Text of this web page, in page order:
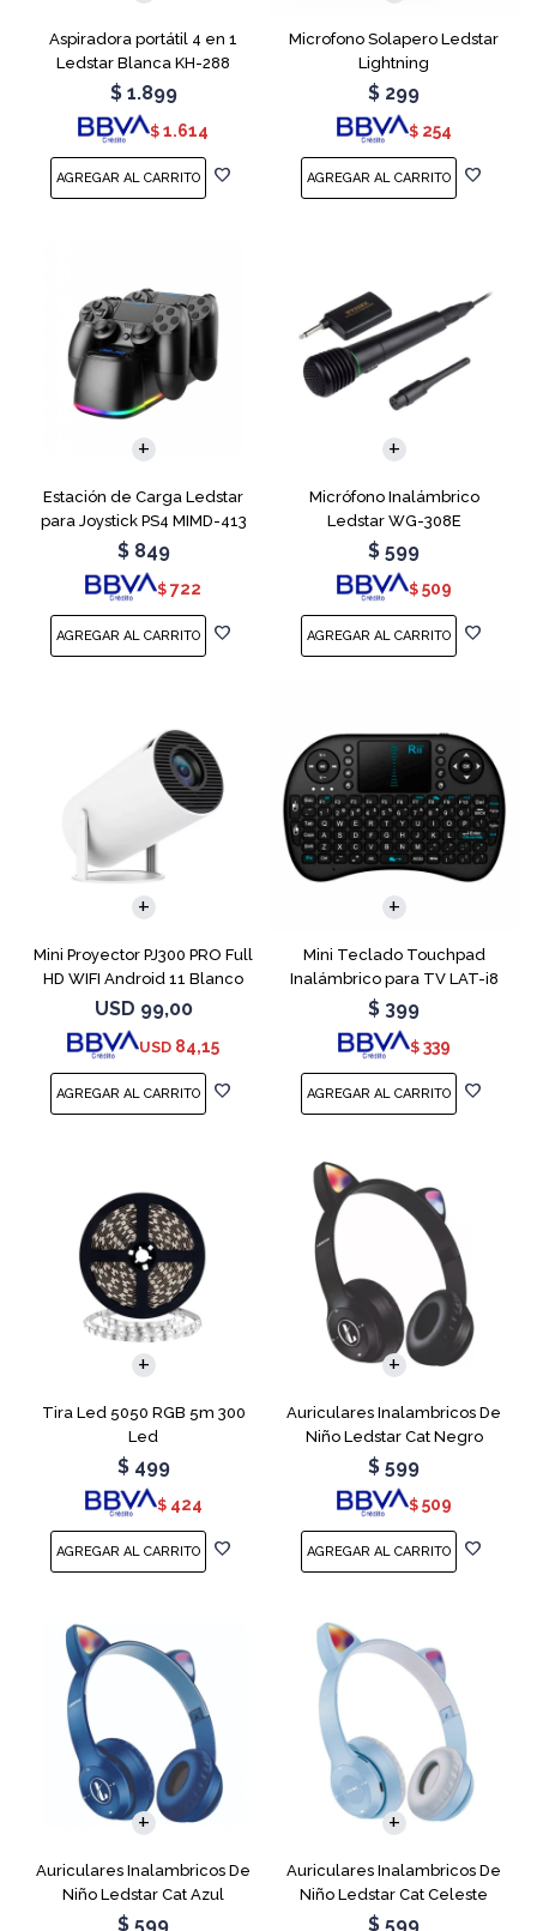
Aspiradora portátil 4 en 1
Ledstar Blanca KH-288
$ 1.899
$ 1.614
Microfono Solapero Ledstar
Lightning
$ 299
$ 254
Estación de Carga Ledstar
para Joystick PS4 MIMD-413
RGB
$ 849
$ 722
Micrófono Inalámbrico
Ledstar WG-308E
$ 599
$ 509
Mini Proyector PJ300 PRO Full
HD WIFI Android 11 Blanco
USD 99,00
USD 84,15
Mini Teclado Touchpad
Inalámbrico para TV LAT-i8
$ 399
$ 339
Tira Led 5050 RGB 5m 300
Led
$ 499
$ 424
Auriculares Inalambricos De
Niño Ledstar Cat Negro
$ 599
$ 509
Auriculares Inalambricos De
Niño Ledstar Cat Azul
$ 599
Auriculares Inalambricos De
Niño Ledstar Cat Celeste
$ 599